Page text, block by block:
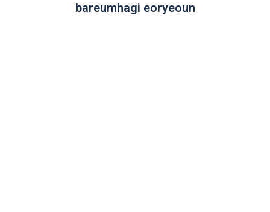
bareumhagi eoryeoun